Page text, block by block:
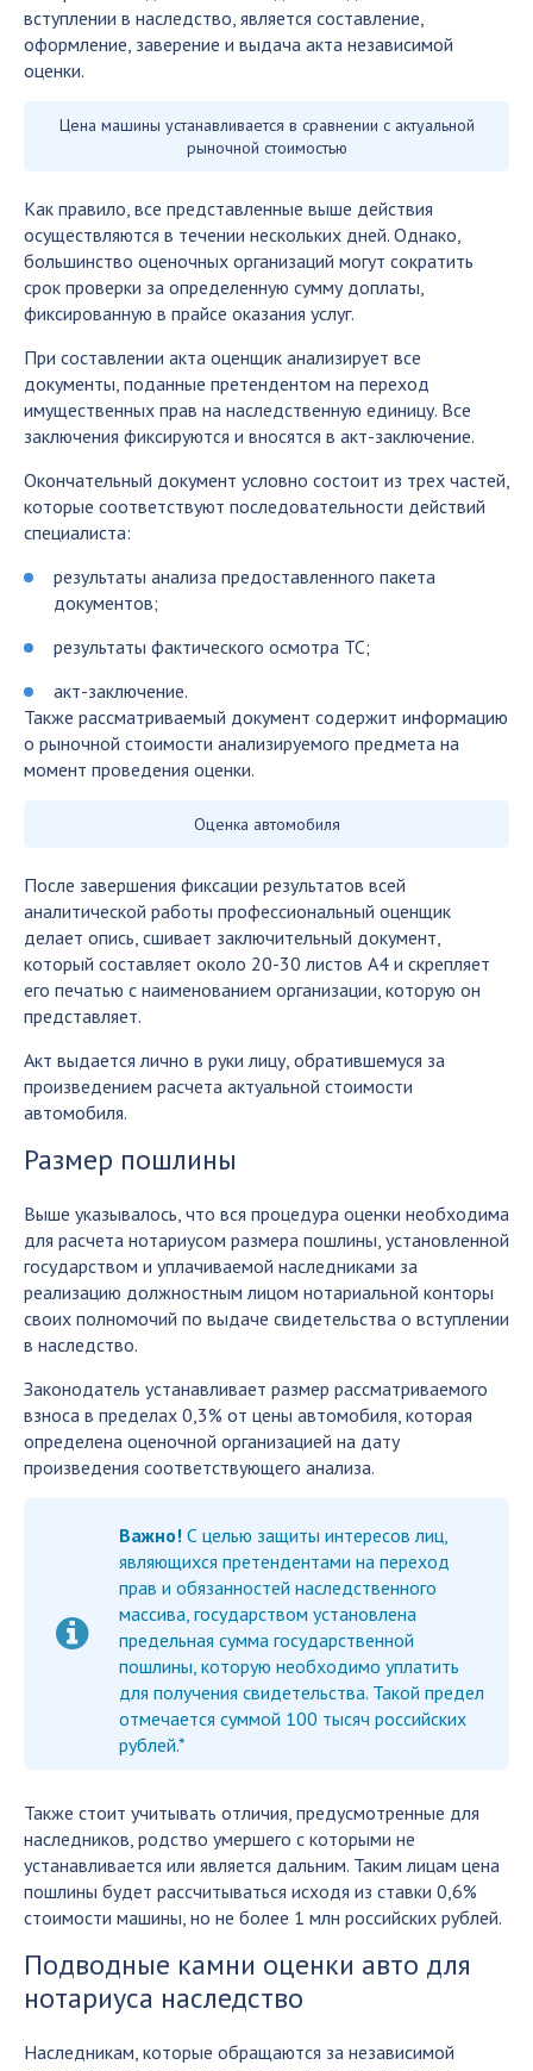
вступлении в наследство, является составление,
оформление, заверение и выдача акта независимой
оценки.
Цена машины устанавливается в сравнении с актуальной
рыночной стоимостью
Как правило, все представленные выше действия
осуществляются в течении нескольких дней. Однако,
большинство оценочных организаций могут сократить
срок проверки за определенную сумму доплаты,
фиксированную в прайсе оказания услуг.
При составлении акта оценщик анализирует все
документы, поданные претендентом на переход
имущественных прав на наследственную единицу. Все
заключения фиксируются и вносятся в акт-заключение.
Окончательный документ условно состоит из трех частей,
которые соответствуют последовательности действий
специалиста:
результаты анализа предоставленного пакета
документов;
результаты фактического осмотра ТС;
акт-заключение.
Также рассматриваемый документ содержит информацию
о рыночной стоимости анализируемого предмета на
момент проведения оценки.
Оценка автомобиля
После завершения фиксации результатов всей
аналитической работы профессиональный оценщик
делает опись, сшивает заключительный документ,
который составляет около 20-30 листов А4 и скрепляет
его печатью с наименованием организации, которую он
представляет.
Акт выдается лично в руки лицу, обратившемуся за
произведением расчета актуальной стоимости
автомобиля.
Размер пошлины
Выше указывалось, что вся процедура оценки необходима
для расчета нотариусом размера пошлины, установленной
государством и уплачиваемой наследниками за
реализацию должностным лицом нотариальной конторы
своих полномочий по выдаче свидетельства о вступлении
в наследство.
Законодатель устанавливает размер рассматриваемого
взноса в пределах 0,3% от цены автомобиля, которая
определена оценочной организацией на дату
произведения соответствующего анализа.
Важно! С целью защиты интересов лиц,
являющихся претендентами на переход
прав и обязанностей наследственного
массива, государством установлена
предельная сумма государственной
пошлины, которую необходимо уплатить
для получения свидетельства. Такой предел
отмечается суммой 100 тысяч российских
рублей.*
Также стоит учитывать отличия, предусмотренные для
наследников, родство умершего с которыми не
устанавливается или является дальним. Таким лицам цена
пошлины будет рассчитываться исходя из ставки 0,6%
стоимости машины, но не более 1 млн российских рублей.
Подводные камни оценки авто для
нотариуса наследство
Наследникам, которые обращаются за независимой